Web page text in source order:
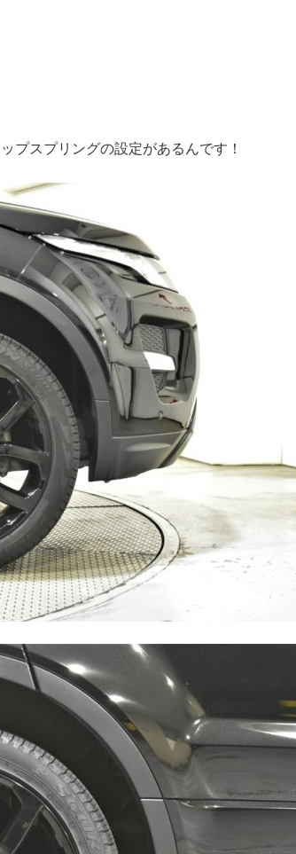
プスプリングの設定があるんです！